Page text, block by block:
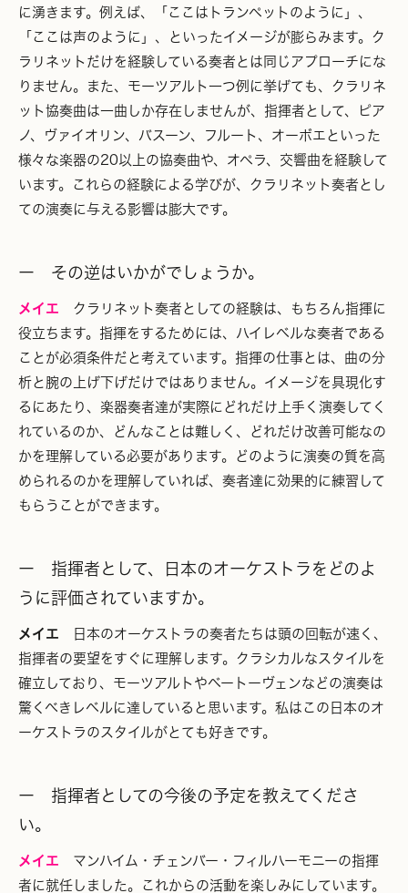
に湧きます。例えば、「ここはトランペットのように」、
「ここは声のように」、といったイメージが膨らみます。ク
ラリネットだけを経験している奏者とは同じアプローチにな
りません。また、モーツアルト一つ例に挙げても、クラリネ
ット協奏曲は一曲しか存在しませんが、指揮者として、ピア
ノ、ヴァイオリン、バスーン、フルート、オーボエといった
様々な楽器の20以上の協奏曲や、オペラ、交響曲を経験して
います。これらの経験による学びが、クラリネット奏者とし
ての演奏に与える影響は膨大です。
ー その逆はいかがでしょうか。
メイエ
クラリネット奏者としての経験は、もちろん指揮に
役立ちます。指揮をするためには、ハイレベルな奏者である
ことが必須条件だと考えています。指揮の仕事とは、曲の分
析と腕の上げ下げだけではありません。イメージを具現化す
るにあたり、楽器奏者達が実際にどれだけ上手く演奏してく
れているのか、どんなことは難しく、どれだけ改善可能なの
かを理解している必要があります。どのように演奏の質を高
められるのかを理解していれば、奏者達に効果的に練習して
もらうことができます。
ー 指揮者として、日本のオーケストラをどのよ
うに評価されていますか。
メイエ
日本のオーケストラの奏者たちは頭の回転が速く、
指揮者の要望をすぐに理解します。クラシカルなスタイルを
確立しており、モーツアルトやベートーヴェンなどの演奏は
驚くべきレベルに達していると思います。私はこの日本のオ
ーケストラのスタイルがとても好きです。
ー 指揮者としての今後の予定を教えてくださ
い。
メイエ
マンハイム・チェンバー・フィルハーモニーの指揮
者に就任しました。これからの活動を楽しみにしています。